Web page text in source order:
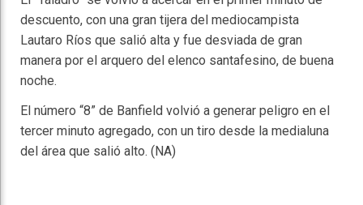
descuento, con una gran tijera del mediocampista
Lautaro Ríos que salió alta y fue desviada de gran
manera por el arquero del elenco santafesino, de buena
noche.
El número “8” de Banfield volvió a generar peligro en el
tercer minuto agregado, con un tiro desde la medialuna
del área que salió alto. (NA)